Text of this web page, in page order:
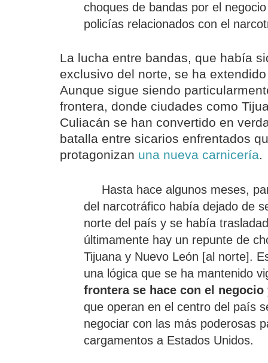
choques de bandas por el
policías relacionados con el
La lucha entre bandas, que había
exclusivo del norte, se ha
Aunque sigue siendo
frontera, donde ciudades como
Culiacán se han convertido en
batalla entre sicarios enfrentados
protagonizan una nueva carnicería.
Hasta hace algunos meses,
del narcotráfico había dejado de
norte del país y se había
últimamente hay un repunte de
Tijuana y Nuevo León [al norte].
una lógica que se ha mantenido
frontera se hace con el negocio
que operan en el centro del país
negociar con las más poderosas
cargamentos a Estados Unidos.